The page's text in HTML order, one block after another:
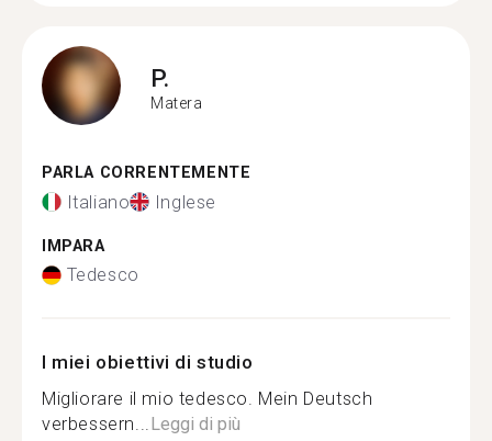
P.
Matera
PARLA CORRENTEMENTE
Italiano Inglese
IMPARA
Tedesco
I miei obiettivi di studio
Migliorare il mio tedesco. Mein Deutsch
verbessern...Leggi di più